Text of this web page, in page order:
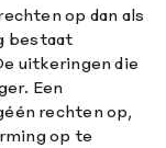
op dan als
bestaat
uitkeringen die
Een
rechten op,
op te